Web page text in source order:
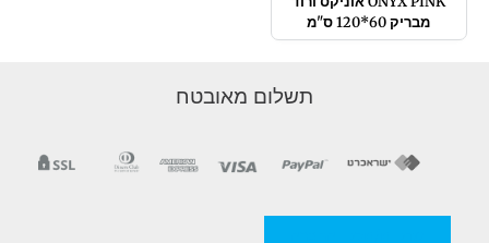
מבריק 60*120 ס"מ
תשלום מאובטח